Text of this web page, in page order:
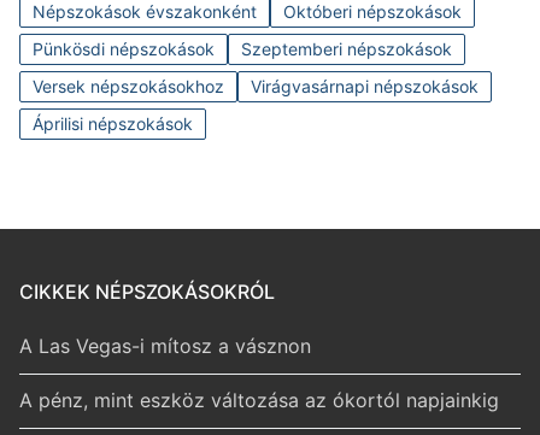
Népszokások évszakonként
Októberi népszokások
Pünkösdi népszokások
Szeptemberi népszokások
Versek népszokásokhoz
Virágvasárnapi népszokások
Áprilisi népszokások
CIKKEK NÉPSZOKÁSOKRÓL
A Las Vegas-i mítosz a vásznon
A pénz, mint eszköz változása az ókortól napjainkig